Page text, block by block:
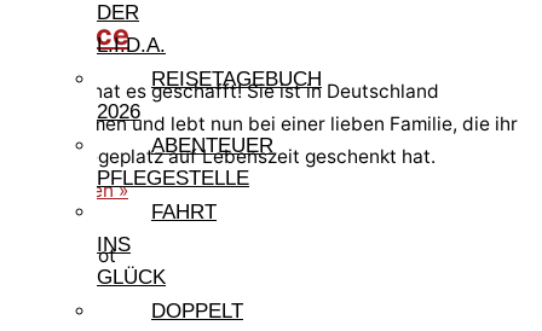
DER
L.I.D.A.
REISETAGEBUCH
2026
ABENTEUER
PFLEGESTELLE
FAHRT
INS
GLÜCK
DOPPELT
Cleonice
Cleonice hat es geschafft! Sie ist in Deutschland
angekommen und lebt nun bei einer lieben Familie, die ihr
einen Pflegeplatz auf Lebenszeit geschenkt hat.
weiterlesen »
Pfote in Not